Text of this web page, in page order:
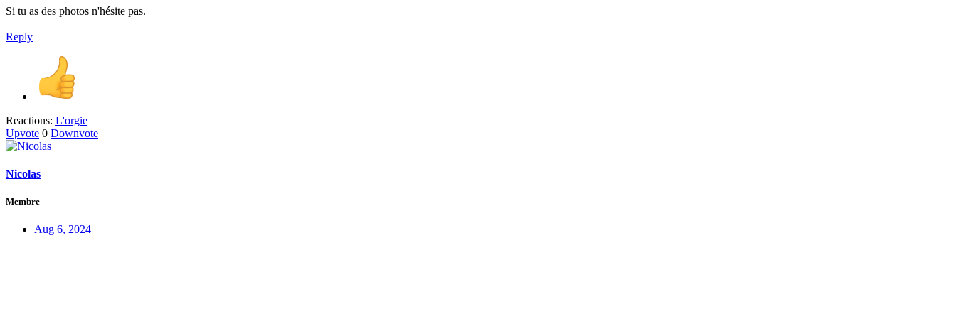
Si tu as des photos n'hésite pas.
Reply
Reactions: L'orgie
Upvote 0 Downvote
Nicolas
Membre
Aug 6, 2024